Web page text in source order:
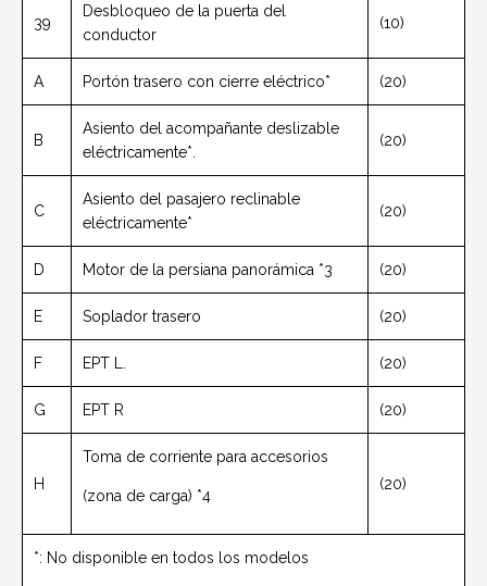
39
Desbloqueo de la puerta del
conductor
(10)
A Portón trasero con cierre eléctrico* (20)
B
Asiento del acompañante deslizable
eléctricamente*.
(20)
C
Asiento del pasajero reclinable
eléctricamente*
(20)
D Motor de la persiana panorámica *3 (20)
E Soplador trasero (20)
F EPT L. (20)
G EPT R (20)
H
Toma de corriente para accesorios
(zona de carga) *4
(20)
*: No disponible en todos los modelos